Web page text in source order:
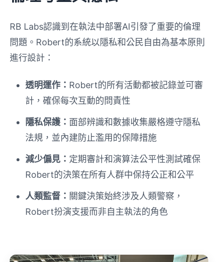
RB Labs認識到在執法中部署AI引發了重要的倫理
問題。Robert的系統以隱私和公民自由為基本原則
進行設計：
透明運作： Robert的所有活動都被記錄並可審
計，確保每次互動的問責性
隱私保護： 面部辨識和數據收集嚴格遵守隱私
法規，並內建防止濫用的保障措施
減少偏見： 定期審計和演算法公平性測試確保
Robert的決策在所有人群中保持公正和公平
人類監督： 關鍵決策始終涉及人類警察，
Robert扮演支援而非自主執法的角色